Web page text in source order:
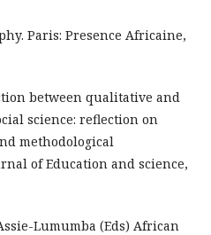
Paris: Presence Africaine,
between qualitative and
science: reflection on
methodological
of Education and science,
Lumumba (Eds) African